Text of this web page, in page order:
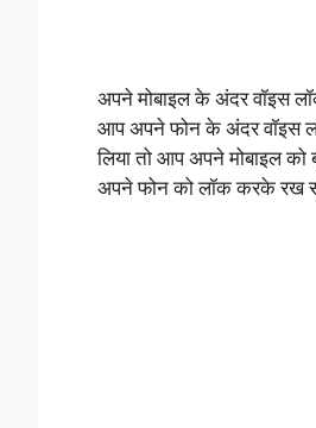
अपने मोबाइल के अंदर वॉइस
आप अपने फोन के अंदर वॉइस
लिया तो आप अपने मोबाइल
अपने फोन को लॉक करके रख